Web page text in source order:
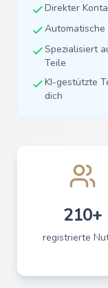
Direkter
Spezialisiert
Teile
KI-gestützte
dich
210+
registrierte